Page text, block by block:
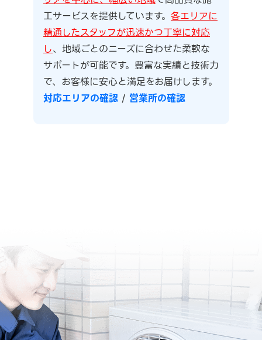
工サービスを提供しています。 各エリアに
精通したスタッフが迅速かつ丁寧に対応
し、地域ごとのニーズに合わせた柔軟な
サポートが可能です。豊富な実績と技術力
で、お客様に安心と満足をお届けします。
対応エリアの確認 / 営業所の確認